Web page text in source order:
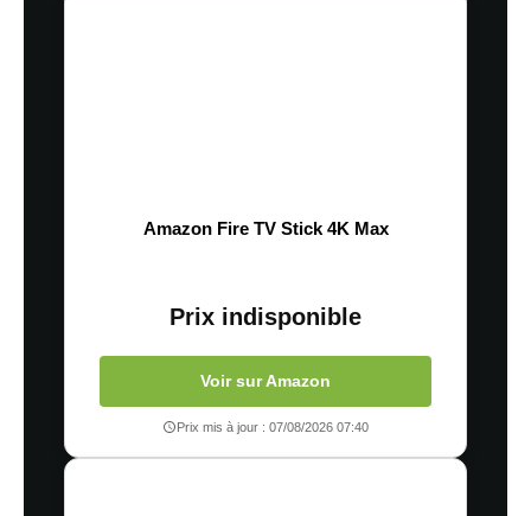
Amazon Fire TV Stick 4K Max
Prix indisponible
Voir sur Amazon
Prix mis à jour : 07/08/2026 07:40